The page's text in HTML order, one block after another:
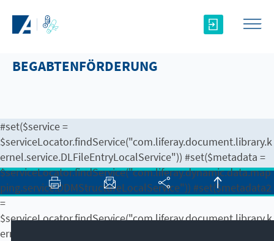
BEGABTENFÖRDERUNG
#set($service =
$serviceLocator.findService("com.liferay.document.library.k
ernel.service.DLFileEntryLocalService")) #set($metadata =
$serviceLocator.findService("com.liferay.dynamic.data.map
ping.service.DDMStructureLocalService")) #set($metadata2
=
$serviceLocator.findService("com.liferay.document.library.k
ernel.service.DLFileEntryMetadataLocalService"))